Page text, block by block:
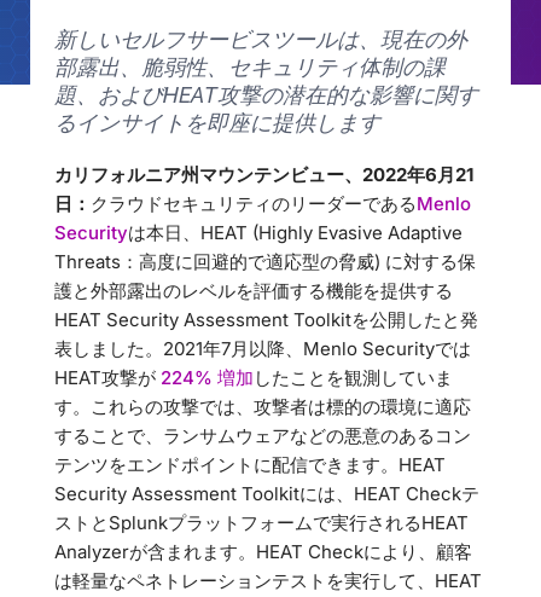
新しいセルフサービスツールは、現在の外
部露出、脆弱性、セキュリティ体制の課
題、およびHEAT攻撃の潜在的な影響に関す
るインサイトを即座に提供します
カリフォルニア州マウンテンビュー、2022年6月21
日： クラウドセキュリティのリーダーであるMenlo
Securityは本日、HEAT (Highly Evasive Adaptive
Threats：高度に回避的で適応型の脅威) に対する保
護と外部露出のレベルを評価する機能を提供する
HEAT Security Assessment Toolkitを公開したと発
表しました。2021年7月以降、Menlo Securityでは
HEAT攻撃が 224% 増加 したことを観測していま
す。これらの攻撃では、攻撃者は標的の環境に適応
することで、ランサムウェアなどの悪意のあるコン
テンツをエンドポイントに配信できます。HEAT
Security Assessment Toolkitには、HEAT Checkテ
ストとSplunkプラットフォームで実行されるHEAT
Analyzerが含まれます。HEAT Checkにより、顧客
は軽量なペネトレーションテストを実行して、HEAT